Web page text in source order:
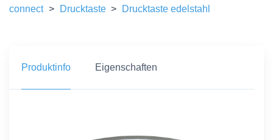
connect > Drucktaste > Drucktaste edelstahl
Produktinfo Eigenschaften